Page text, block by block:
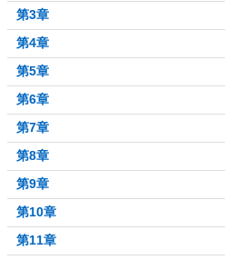
第3章
第4章
第5章
第6章
第7章
第8章
第9章
第10章
第11章